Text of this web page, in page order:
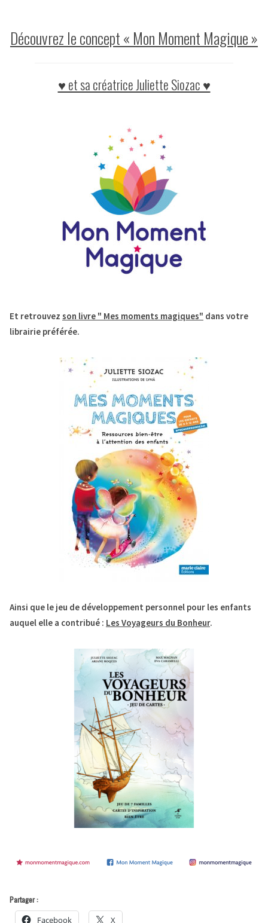
Découvrez le concept « Mon Moment Magique »
♥ et sa créatrice Juliette Siozac ♥
Et retrouvez son livre " Mes moments magiques" dans votre
librairie préférée.
Ainsi que le jeu de développement personnel pour les enfants
auquel elle a contribué : Les Voyageurs du Bonheur.
Partager :
Facebook X